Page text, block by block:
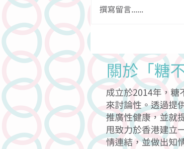
撰寫留言......
關於「糖
成立於2014年，糖
來討論性。透過提
推廣性健康，並就
甩致力於香港建立
情連結，並做出知